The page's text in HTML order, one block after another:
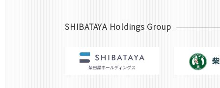
SHIBATAYA Holdings Group